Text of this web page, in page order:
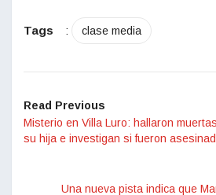
Tags : clase media
Read Previous
Misterio en Villa Luro: hallaron
su hija e investigan si fueron
Una nueva pista indica que